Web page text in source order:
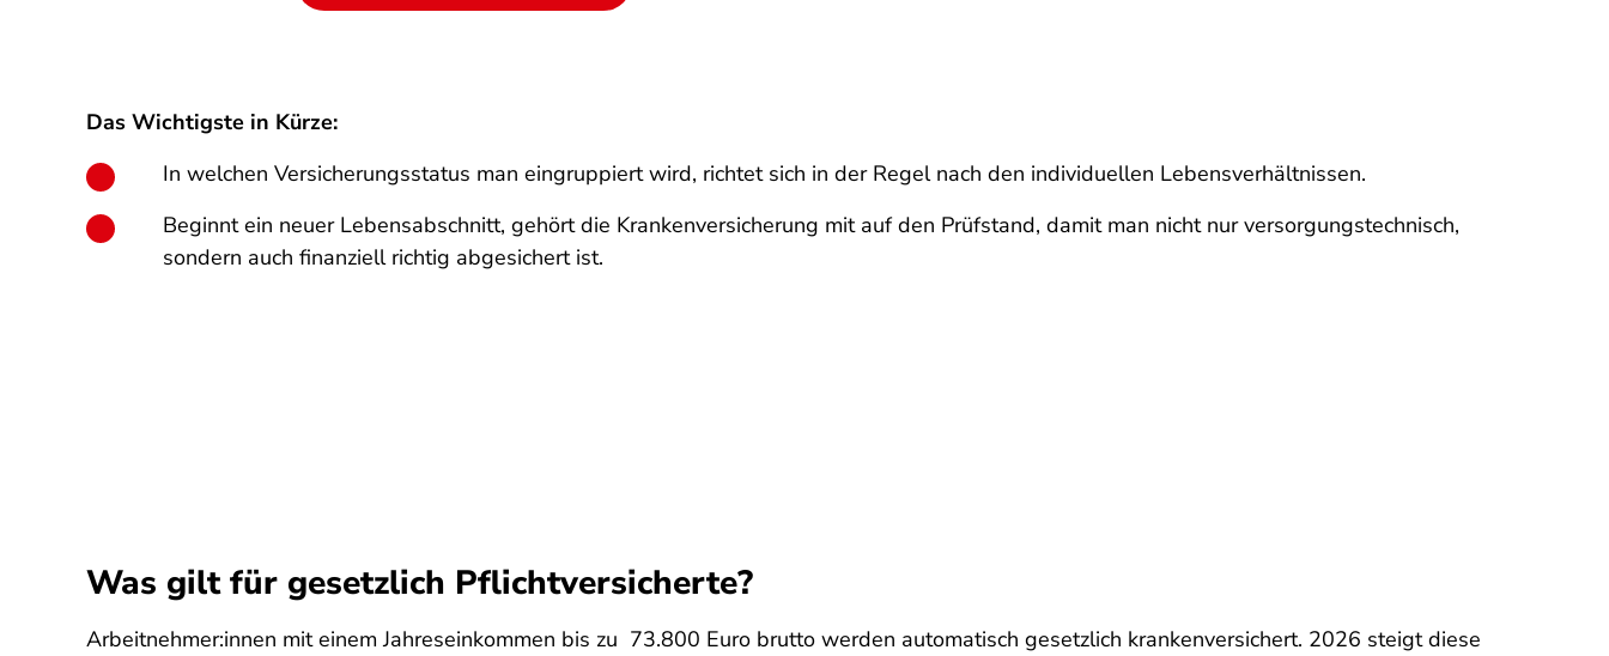
Das Wichtigste in Kürze:
In welchen Versicherungsstatus man eingruppiert wird, richtet sich in der Regel nach den individuellen Lebensverhältnissen.
Beginnt ein neuer Lebensabschnitt, gehört die Krankenversicherung mit auf den Prüfstand, damit man nicht nur versorgungstechnisch,
sondern auch finanziell richtig abgesichert ist.
Was gilt für gesetzlich Pflichtversicherte?
Arbeitnehmer:innen mit einem Jahreseinkommen bis zu 73.800 Euro brutto werden automatisch gesetzlich krankenversichert. 2026 steigt diese